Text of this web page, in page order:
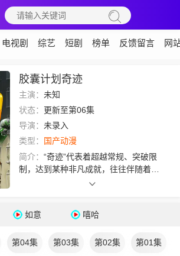
电视剧 综艺 短剧 榜单 反馈留言 网
胶囊计划奇迹
主演： 未知
状态： 更新至第06集
导演： 未录入
类型：
国产动漫
简介： “奇迹”代表着超越常规、突破限
制，达到某种非凡成就，往往伴随着一
种神秘感，让人们产生敬畏和好奇。这1
如意 嘻哈
第04集 第03集 第02集 第01集